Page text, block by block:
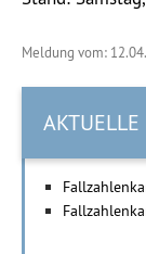
Meldung vom:
AKTUELLE